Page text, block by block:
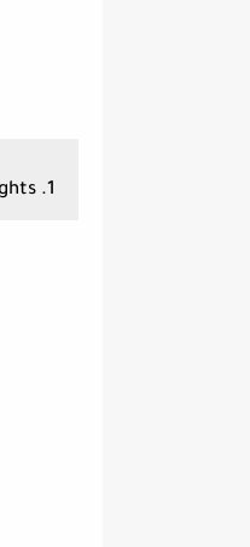
1. CLY 60 LED Solar Flood Lights